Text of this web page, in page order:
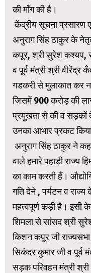
की माँग की है।
केंद्रीय सूचना प्रसारण
अनुराग सिंह ठाकुर के
कपूर, श्री सुरेश कश्यप,
व पूर्व मंत्री श्री वीरेंद्र
गडकरी से मुलाकात कर
जिसमें 900 करोड़ की
प्रमुखता से की व सड़कों
उनका आभार प्रकट
अनुराग सिंह ठाकुर ने
वाले हमारे पहाड़ी
का काम करती हैं।
गति देने , पर्यटन व
महत्वपूर्ण कड़ी है। इसी
शिमला से सांसद श्री
किशन कपूर जी राज्यसभा
सिकंदर कुमार जी व पूर्व
सड़क परिवहन मंत्री